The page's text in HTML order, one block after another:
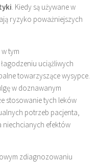
. Kiedy są używane w
ryzyko poważniejszych
tym
łagodzeniu uciążliwych
towarzyszące wysypce.
w doznawanym
stosowanie tych leków
potrzeb pacjenta,
niechcianych efektów
zdiagnozowaniu